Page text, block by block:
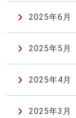
2025年6月
2025年5月
2025年4月
2025年3月